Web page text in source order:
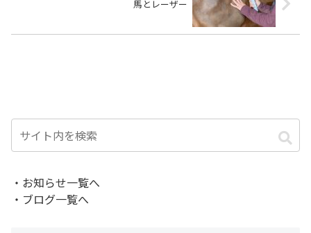
馬とレーザー
・お知らせ一覧へ
・ブログ一覧へ